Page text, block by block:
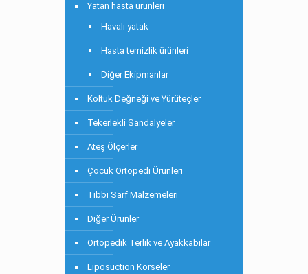
Yatan hasta ürünleri
Havalı yatak
Hasta temizlik ürünleri
Diğer Ekipmanlar
Koltuk Değneği ve Yürüteçler
Tekerlekli Sandalyeler
Ateş Ölçerler
Çocuk Ortopedi Ürünleri
Tıbbi Sarf Malzemeleri
Diğer Ürünler
Ortopedik Terlik ve Ayakkabılar
Liposuction Korseler